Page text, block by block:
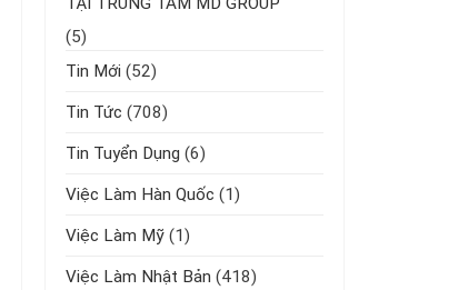
(5)
Tin Mới (52)
Tin Tức (708)
Tin Tuyển Dụng (6)
Việc Làm Hàn Quốc (1)
Việc Làm Mỹ (1)
Việc Làm Nhật Bản (418)